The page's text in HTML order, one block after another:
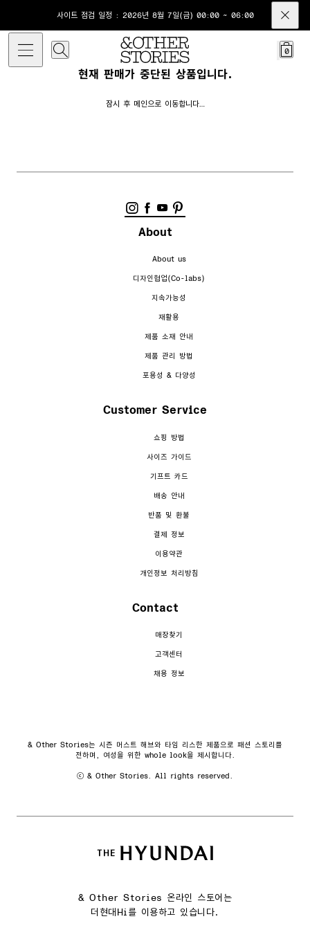
사이트 점검 일정 : 2026년 8월 7일(금) 00:00 ~ 06:00
0
현재 판매가 중단된 상품입니다.
잠시 후 메인으로 이동합니다…
About
About us
디자인협업(Co-labs)
지속가능성
재활용
제품 소재 안내
제품 관리 방법
포용성 & 다양성
Customer Service
쇼핑 방법
사이즈 가이드
기프트 카드
배송 안내
반품 및 환불
결제 정보
이용약관
개인정보 처리방침
Contact
매장찾기
고객센터
채용 정보
& Other Stories는 시즌 머스트 해브와 타임 리스한 제품으로 패션 스토리를
전하며, 여성을 위한 whole look을 제시합니다.
ⓒ & Other Stories. All rights reserved.
& Other Stories 온라인 스토어는
더현대Hi를 이용하고 있습니다.